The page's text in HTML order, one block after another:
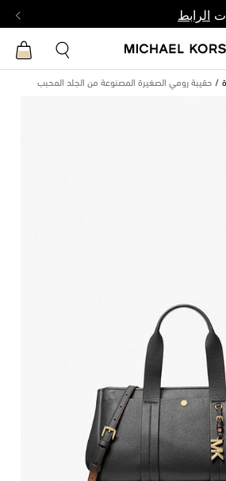
الرابط
حقيبة رومي الصغيرة المصنوعة من الجلد المحبب